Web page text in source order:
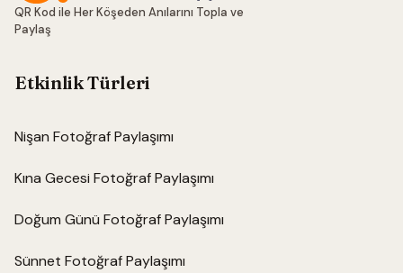
QR Kod ile Her Köşeden Anılarını Topla ve
Paylaş
Etkinlik Türleri
Nişan Fotoğraf Paylaşımı
Kına Gecesi Fotoğraf Paylaşımı
Doğum Günü Fotoğraf Paylaşımı
Sünnet Fotoğraf Paylaşımı